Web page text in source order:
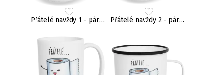
Přátelé navždy 1 - párový Přátelé navždy 2 - párový